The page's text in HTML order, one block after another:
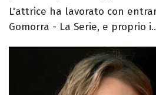
L'attrice ha lavorato con
Gomorra - La Serie, e proprio